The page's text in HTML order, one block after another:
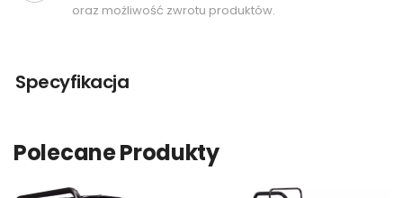
oraz możliwość zwrotu produktów.
Specyfikacja
Polecane Produkty